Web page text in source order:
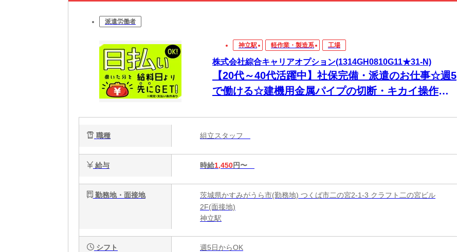
派遣労働者
神立駅 軽作業・製造系 工場
株式会社綜合キャリアオプション(1314GH0810G11★31-N)
【20代～40代活躍中】社保完備・派遣のお仕事☆週5
で働ける☆建機用金属パイプの切断・キカイ操作・
職種 組立スタッフ
給与 時給1,450円〜
勤務地・面接地
茨城県かすみがうら市(勤務地) つくば市二の宮2-1-3 クラフト二の宮ビル
2F(面接地)
神立駅
シフト 週5日からOK